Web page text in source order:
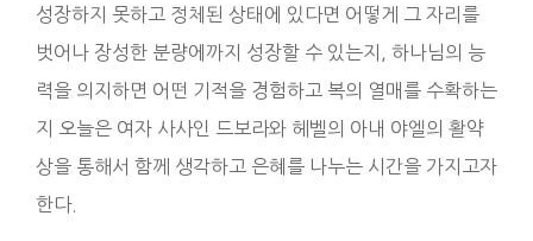
성장하지 못하고 정체된 상태에 있다면 어떻게 그 자리를
벗어나 장성한 분량에까지 성장할 수 있는지, 하나님의 능
력을 의지하면 어떤 기적을 경험하고 복의 열매를 수확하는
지 오늘은 여자 사사인 드보라와 헤벨의 아내 야엘의 활약
상을 통해서 함께 생각하고 은혜를 나누는 시간을 가지고자
한다.